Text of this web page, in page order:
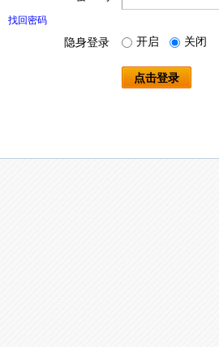
找回密码
隐身登录 开启 关闭
点击登录